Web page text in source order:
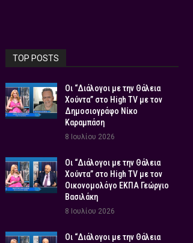
TOP POSTS
Οι “Διάλογοι με την Θάλεια
Χούντα” στο High TV με τον
Δημοσιογράφο Νίκο
Καραμπάση
8 Ιουλίου 2026
Οι “Διάλογοι με την Θάλεια
Χούντα” στο High TV με τον
Οικονομολόγο ΕΚΠΑ Γεώργιο
Βασιλάκη
8 Ιουλίου 2026
Οι “Διάλογοι με την Θάλεια